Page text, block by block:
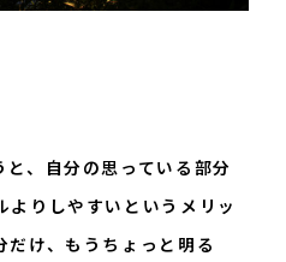
、自分の思っている部分
りしやすいというメリッ
だけ、もうちょっと明る